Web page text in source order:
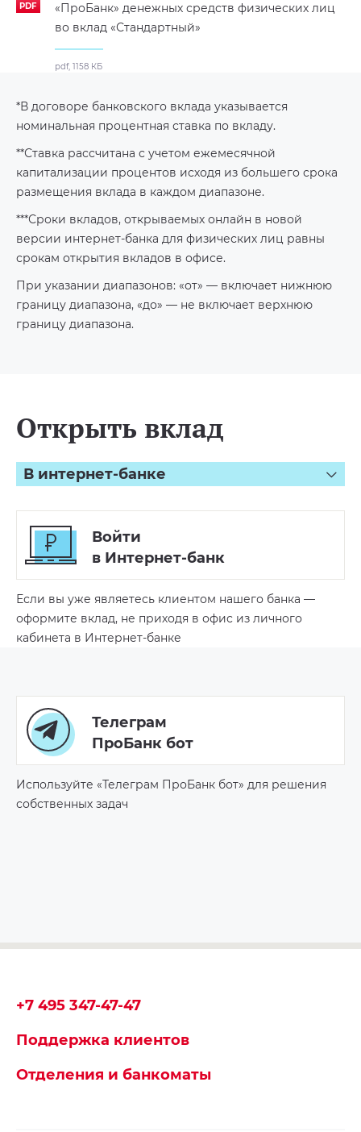
«ПроБанк» денежных средств физических лиц
во вклад «Стандартный»
pdf, 1158 КБ
*В договоре банковского вклада указывается
номинальная процентная ставка по вкладу.
**Ставка рассчитана с учетом ежемесячной
капитализации процентов исходя из большего срока
размещения вклада в каждом диапазоне.
***Сроки вкладов, открываемых онлайн в новой
версии интернет-банка для физических лиц равны
срокам открытия вкладов в офисе.
При указании диапазонов: «от» — включает нижнюю
границу диапазона, «до» — не включает верхнюю
границу диапазона.
Открыть вклад
В интернет-банке
Войти
в Интернет-банк
Если вы уже являетесь клиентом нашего банка —
оформите вклад, не приходя в офис из личного
кабинета в Интернет-банке
Телеграм
ПроБанк бот
Используйте «Телеграм ПроБанк бот» для решения
собственных задач
+7 495 347-47-47
Поддержка клиентов
Отделения и банкоматы